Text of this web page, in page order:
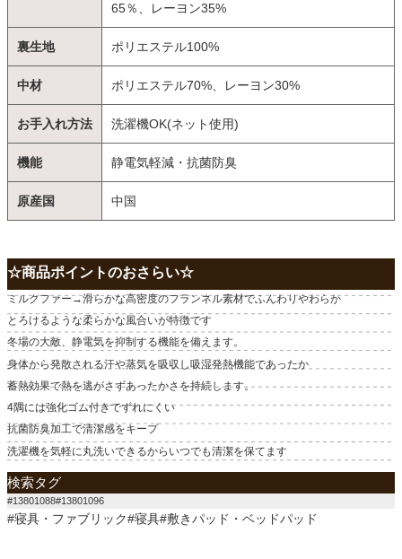
65％、レーヨン35%
裏生地 ポリエステル100%
中材 ポリエステル70%、レーヨン30%
お手入れ方法 洗濯機OK(ネット使用)
機能 静電気軽減・抗菌防臭
原産国 中国
☆商品ポイントのおさらい☆
ミルクファー→滑らかな高密度のフランネル素材でふんわりやわらか
とろけるような柔らかな風合いが特徴です
冬場の大敵、静電気を抑制する機能を備えます。
身体から発散される汗や蒸気を吸収し吸湿発熱機能であったか
蓄熱効果で熱を逃がさずあったかさを持続します。
4隅には強化ゴム付きでずれにくい
抗菌防臭加工で清潔感をキープ
洗濯機を気軽に丸洗いできるからいつでも清潔を保てます
検索タグ
#13801088#13801096
#寝具・ファブリック#寝具#敷きパッド・ベッドパッド